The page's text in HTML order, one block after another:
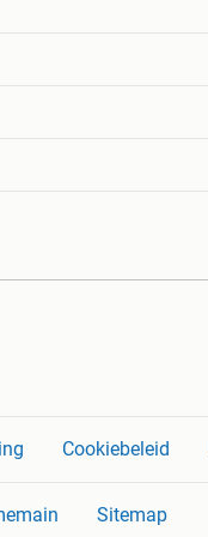
Cookiebeleid
Sitemap